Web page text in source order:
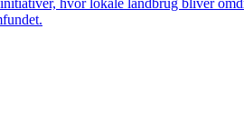
hvor lokale landbrug bliver